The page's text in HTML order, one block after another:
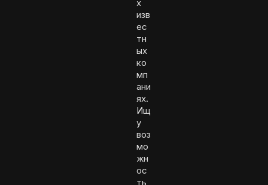
х
изв
ес
тн
ых
ко
мп
ани
ях.
Ищ
у
воз
мо
жн
ос
ть